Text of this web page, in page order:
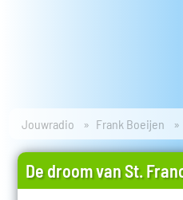
Jouwradio Frank Boeijen
De droom van St.